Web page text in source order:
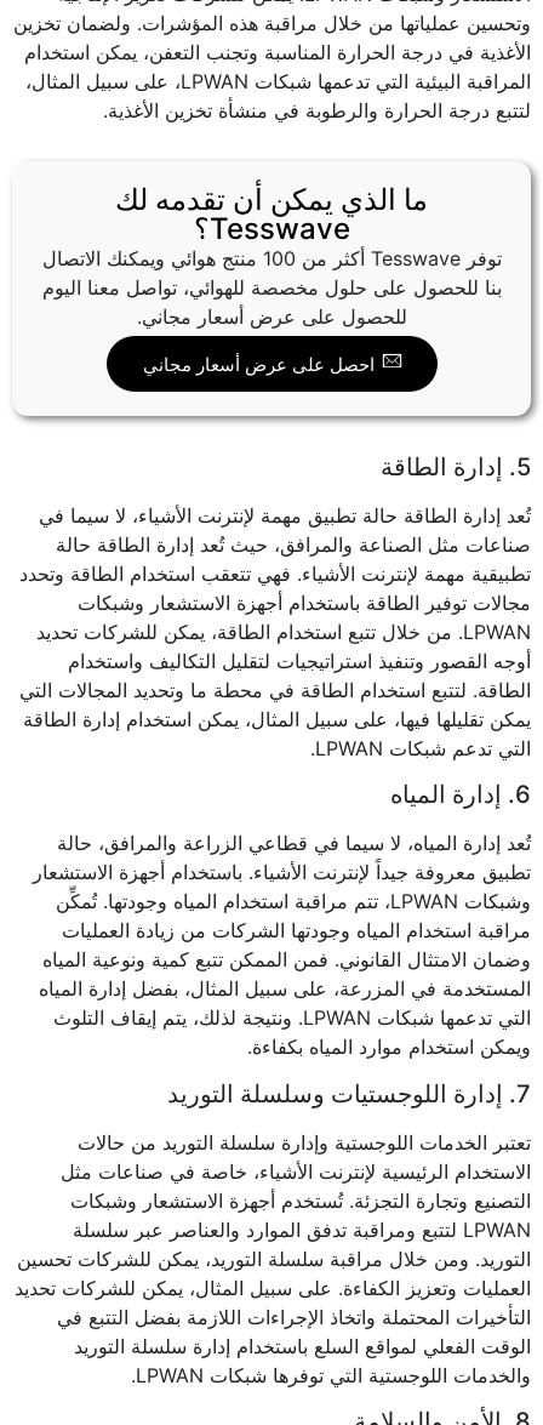
وتحسين عملياتها من خلال مراقبة هذه المؤشرات. ولضمان تخزين
الأغذية في درجة الحرارة المناسبة وتجنب التعفن، يمكن استخدام
المراقبة البيئية التي تدعمها شبكات LPWAN، على سبيل المثال،
لتتبع درجة الحرارة والرطوبة في منشأة تخزين الأغذية.
ما الذي يمكن أن تقدمه لك
Tesswave؟
توفر Tesswave أكثر من 100 منتج هوائي ويمكنك الاتصال
بنا للحصول على حلول مخصصة للهوائي، تواصل معنا اليوم
للحصول على عرض أسعار مجاني.
احصل على عرض أسعار مجاني
5. إدارة الطاقة
تُعد إدارة الطاقة حالة تطبيق مهمة لإنترنت الأشياء، لا سيما في
صناعات مثل الصناعة والمرافق، حيث تُعد إدارة الطاقة حالة
تطبيقية مهمة لإنترنت الأشياء. فهي تتعقب استخدام الطاقة وتحدد
مجالات توفير الطاقة باستخدام أجهزة الاستشعار وشبكات
LPWAN. من خلال تتبع استخدام الطاقة، يمكن للشركات تحديد
أوجه القصور وتنفيذ استراتيجيات لتقليل التكاليف واستخدام
الطاقة. لتتبع استخدام الطاقة في محطة ما وتحديد المجالات التي
يمكن تقليلها فيها، على سبيل المثال، يمكن استخدام إدارة الطاقة
التي تدعم شبكات LPWAN.
6. إدارة المياه
تُعد إدارة المياه، لا سيما في قطاعي الزراعة والمرافق، حالة
تطبيق معروفة جيداً لإنترنت الأشياء. باستخدام أجهزة الاستشعار
وشبكات LPWAN، تتم مراقبة استخدام المياه وجودتها. تُمكِّن
مراقبة استخدام المياه وجودتها الشركات من زيادة العمليات
وضمان الامتثال القانوني. فمن الممكن تتبع كمية ونوعية المياه
المستخدمة في المزرعة، على سبيل المثال، بفضل إدارة المياه
التي تدعمها شبكات LPWAN. ونتيجة لذلك، يتم إيقاف التلوث
ويمكن استخدام موارد المياه بكفاءة.
7. إدارة اللوجستيات وسلسلة التوريد
تعتبر الخدمات اللوجستية وإدارة سلسلة التوريد من حالات
الاستخدام الرئيسية لإنترنت الأشياء، خاصة في صناعات مثل
التصنيع وتجارة التجزئة. تُستخدم أجهزة الاستشعار وشبكات
LPWAN لتتبع ومراقبة تدفق الموارد والعناصر عبر سلسلة
التوريد. ومن خلال مراقبة سلسلة التوريد، يمكن للشركات تحسين
العمليات وتعزيز الكفاءة. على سبيل المثال، يمكن للشركات تحديد
التأخيرات المحتملة واتخاذ الإجراءات اللازمة بفضل التتبع في
الوقت الفعلي لمواقع السلع باستخدام إدارة سلسلة التوريد
والخدمات اللوجستية التي توفرها شبكات LPWAN.